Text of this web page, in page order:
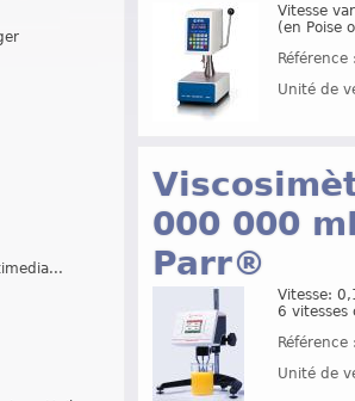
Vitesse
(en Poise
Unité de
000 000
Parr®
Vitesse:
6 vitesses
Unité de